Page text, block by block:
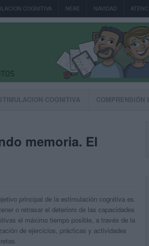
COGNITIVA NEAE NAVIDAD
COGNITIVA COMPRENSIÓN
memoria. El
principal de la estimulación cognitiva es
o retrasar el deterioro de las capacidades
el máximo tiempo posible, a través de la
de ejercicios, prácticas y actividades